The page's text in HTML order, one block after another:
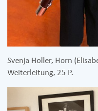
Svenja Holler, Horn
Weiterleitung, 25 P.